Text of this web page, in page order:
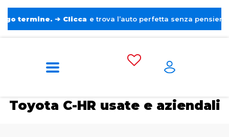
➔ Clicca e trova l’auto perfetta senza pensieri. ❤️
Toyota
Toyota C-HR usate e aziendali